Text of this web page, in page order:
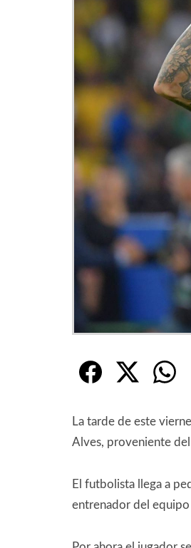
La tarde de este
Alves, proveniente del
El futbolista llega a
entrenador del equipo